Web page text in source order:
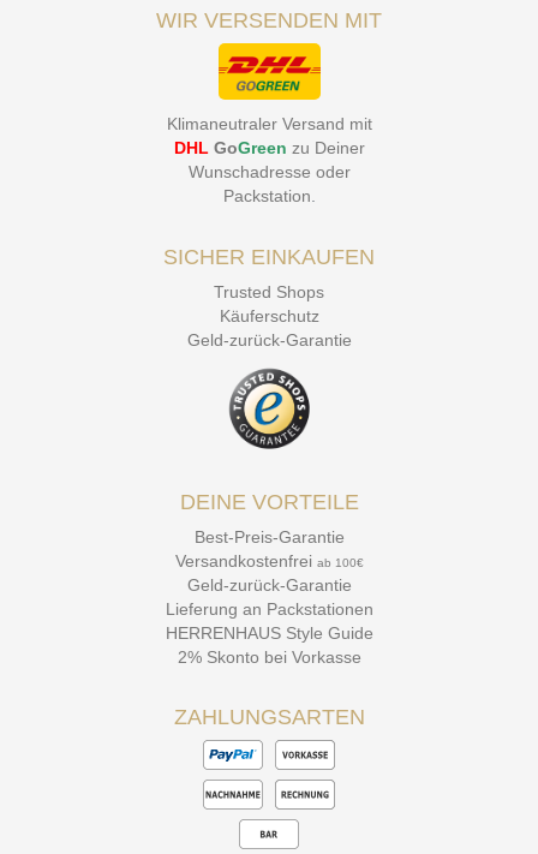
WIR VERSENDEN MIT
Klimaneutraler Versand mit
DHL GoGreen zu Deiner
Wunschadresse oder
Packstation
SICHER EINKAUFEN
Trusted Shops
Käuferschutz
Geld-zurück-Garantie
DEINE VORTEILE
Best-Preis-Garantie
Versandkostenfrei ab 100€
Geld-zurück-Garantie
Lieferung an Packstationen
HERRENHAUS Style Guide
2% Skonto bei Vorkasse
ZAHLUNGSARTEN